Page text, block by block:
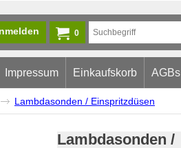
0
Impressum Einkaufskorb AGBs
Lambdasonden / Einspritzdüsen
Lambdasonden /